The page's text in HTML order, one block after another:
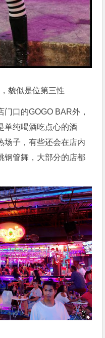
貌似是位第三性
口的GOGO BAR外，
单纯喝酒吃点心的酒
场子，有些还会在店内
钢管舞，大部分的店都